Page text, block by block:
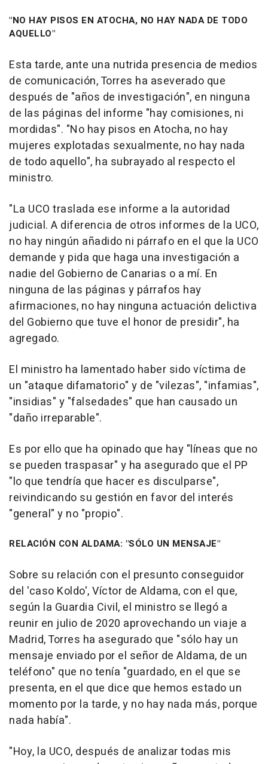
"NO HAY PISOS EN ATOCHA, NO HAY NADA DE TODO
AQUELLO"
Esta tarde, ante una nutrida presencia de medios
de comunicación, Torres ha aseverado que
después de "años de investigación", en ninguna
de las páginas del informe "hay comisiones, ni
mordidas". "No hay pisos en Atocha, no hay
mujeres explotadas sexualmente, no hay nada
de todo aquello", ha subrayado al respecto el
ministro.
"La UCO traslada ese informe a la autoridad
judicial. A diferencia de otros informes de la UCO,
no hay ningún añadido ni párrafo en el que la UCO
demande y pida que haga una investigación a
nadie del Gobierno de Canarias o a mí. En
ninguna de las páginas y párrafos hay
afirmaciones, no hay ninguna actuación delictiva
del Gobierno que tuve el honor de presidir", ha
agregado.
El ministro ha lamentado haber sido víctima de
un "ataque difamatorio" y de "vilezas", "infamias",
"insidias" y "falsedades" que han causado un
"daño irreparable".
Es por ello que ha opinado que hay "líneas que no
se pueden traspasar" y ha asegurado que el PP
"lo que tendría que hacer es disculparse",
reivindicando su gestión en favor del interés
"general" y no "propio".
RELACIÓN CON ALDAMA: "SÓLO UN MENSAJE"
Sobre su relación con el presunto conseguidor
del 'caso Koldo', Víctor de Aldama, con el que,
según la Guardia Civil, el ministro se llegó a
reunir en julio de 2020 aprovechando un viaje a
Madrid, Torres ha asegurado que "sólo hay un
mensaje enviado por el señor de Aldama, de un
teléfono" que no tenía "guardado, en el que se
presenta, en el que dice que hemos estado un
momento por la tarde, y no hay nada más, porque
nada había".
"Hoy, la UCO, después de analizar todas mis